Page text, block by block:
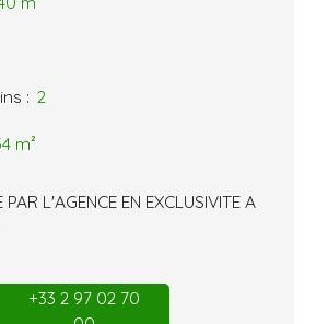
: 2
m²
L'AGENCE EN EXCLUSIVITE A
+33 2 97 02 70